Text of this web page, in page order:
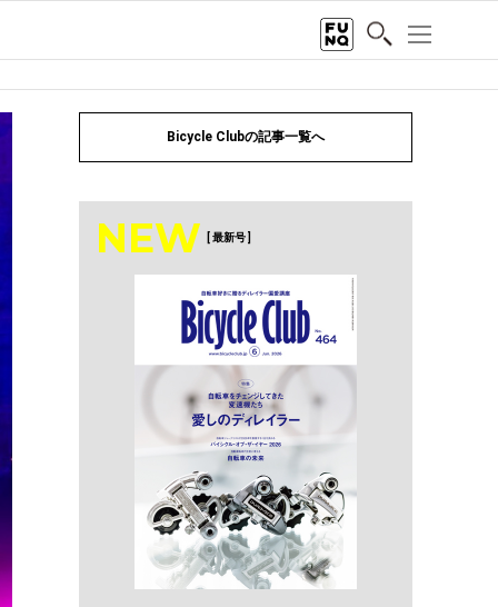
Bicycle Clubの記事一覧へ
NEW [ 最新号 ]